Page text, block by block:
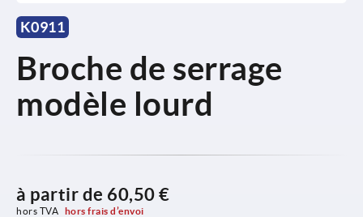
K0911
Broche de serrage
modèle lourd
à partir de 60,50 €
hors TVA hors frais d’envoi